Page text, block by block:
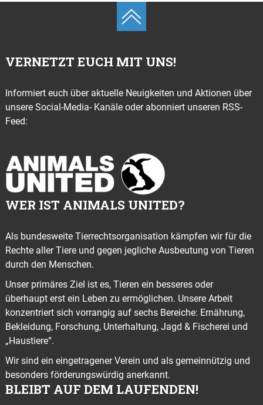
VERNETZT EUCH MIT UNS!
Informiert euch über aktuelle Neuigkeiten und Aktionen über
unsere Social-Media- Kanäle oder abonniert unseren RSS-
Feed:
WER IST ANIMALS UNITED?
Als bundesweite Tierrechtsorganisation kämpfen wir für die
Rechte aller Tiere und gegen jegliche Ausbeutung von Tieren
durch den Menschen.
Unser primäres Ziel ist es, Tieren ein besseres oder
überhaupt erst ein Leben zu ermöglichen. Unsere Arbeit
konzentriert sich vorrangig auf sechs Bereiche: Ernährung,
Bekleidung, Forschung, Unterhaltung, Jagd & Fischerei und
„Haustiere“.
Wir sind ein eingetragener Verein und als gemeinnützig und
besonders förderungswürdig anerkannt.
BLEIBT AUF DEM LAUFENDEN!